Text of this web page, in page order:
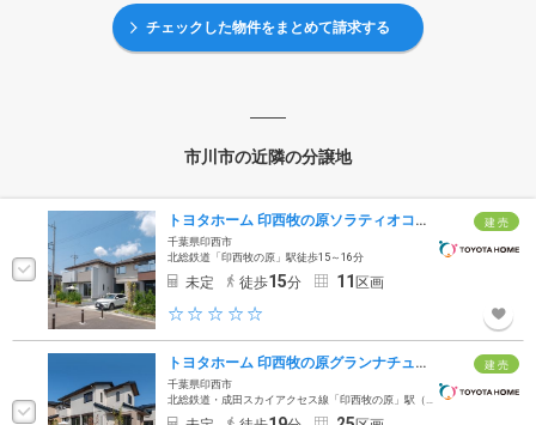
チェックした物件をまとめて請求する
市川市の近隣の分譲地
建 売
トヨタホーム 印西牧の原ソラティオコート
千葉県印西市
北総鉄道「印西牧の原」駅徒歩15～16分
未定 徒歩15分 11 区画
建 売
トヨタホーム 印西牧の原グランナチュール ヴィラ
千葉県印西市
北総鉄道・成田スカイアクセス線「印西牧の原」駅（南口） 徒歩19分